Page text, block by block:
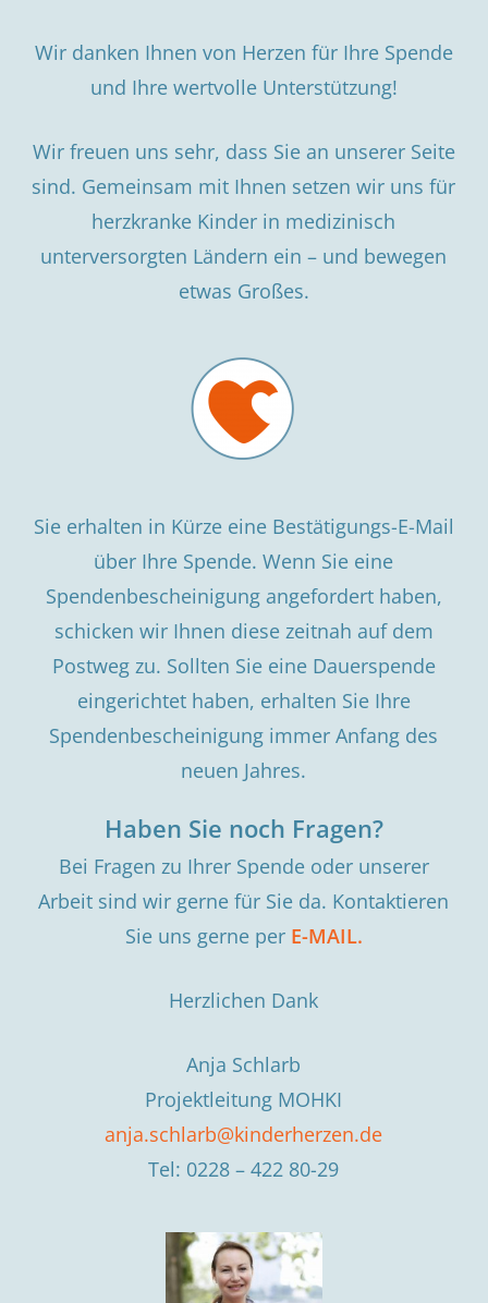
Wir danken Ihnen von Herzen für Ihre Spende
und Ihre wertvolle Unterstützung!
Wir freuen uns sehr, dass Sie an unserer Seite
sind. Gemeinsam mit Ihnen setzen wir uns für
herzkranke Kinder in medizinisch
unterversorgten Ländern ein – und bewegen
etwas Großes.
Sie erhalten in Kürze eine Bestätigungs-E-Mail
über Ihre Spende. Wenn Sie eine
Spendenbescheinigung angefordert haben,
schicken wir Ihnen diese zeitnah auf dem
Postweg zu. Sollten Sie eine Dauerspende
eingerichtet haben, erhalten Sie Ihre
Spendenbescheinigung immer Anfang des
neuen Jahres.
Haben Sie noch Fragen?
Bei Fragen zu Ihrer Spende oder unserer
Arbeit sind wir gerne für Sie da. Kontaktieren
Sie uns gerne per E-MAIL.
Herzlichen Dank
Anja Schlarb
Projektleitung MOHKI
anja.schlarb@kinderherzen.de
Tel: 0228 – 422 80-29